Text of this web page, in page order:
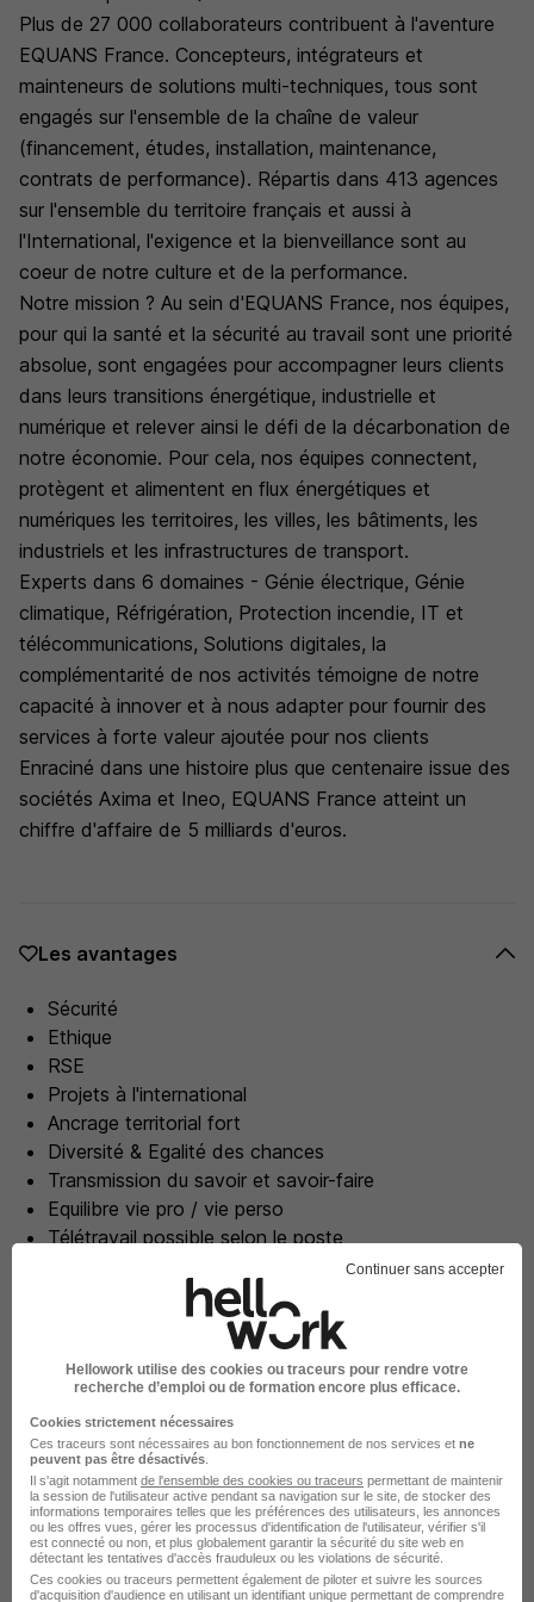
Plus de 27 000 collaborateurs contribuent à l'aventure
EQUANS France. Concepteurs, intégrateurs et
mainteneurs de solutions multi-techniques, tous sont
engagés sur l'ensemble de la chaîne de valeur
(financement, études, installation, maintenance,
contrats de performance). Répartis dans 413 agences
sur l'ensemble du territoire français et aussi à
l'International, l'exigence et la bienveillance sont au
coeur de notre culture et de la performance.
Notre mission ? Au sein d'EQUANS France, nos équipes,
pour qui la santé et la sécurité au travail sont une priorité
absolue, sont engagées pour accompagner leurs clients
dans leurs transitions énergétique, industrielle et
numérique et relever ainsi le défi de la décarbonation de
notre économie. Pour cela, nos équipes connectent,
protègent et alimentent en flux énergétiques et
numériques les territoires, les villes, les bâtiments, les
industriels et les infrastructures de transport.
Experts dans 6 domaines - Génie électrique, Génie
climatique, Réfrigération, Protection incendie, IT et
télécommunications, Solutions digitales, la
complémentarité de nos activités témoigne de notre
capacité à innover et à nous adapter pour fournir des
services à forte valeur ajoutée pour nos clients
Enraciné dans une histoire plus que centenaire issue des
sociétés Axima et Ineo, EQUANS France atteint un
chiffre d'affaire de 5 milliards d'euros.
Les avantages
Sécurité
Ethique
RSE
Projets à l'international
Ancrage territorial fort
Diversité & Egalité des chances
Transmission du savoir et savoir-faire
Equilibre vie pro / vie perso
Télétravail possible selon le poste
Les étapes de recrutement
Les étapes de recrutement peuvent varier selon l'offre à
laquelle vous postulez.
Etude de votre candidature par un recruteur
Transmission au manager si la candidature est
retenue par le recruteur
Entretiens (téléphoniques ou en présentiel dans
Continuer sans accepter
Hellowork utilise des cookies ou traceurs pour rendre votre
recherche d’emploi ou de formation encore plus efficace.
Cookies strictement nécessaires
Ces traceurs sont nécessaires au bon fonctionnement de nos services et ne
peuvent pas être désactivés
Il s'agit notamment de l'ensemble des cookies ou traceurs permettant de maintenir
la session de l'utilisateur active pendant sa navigation sur le site, de stocker des
informations temporaires telles que les préférences des utilisateurs, les annonces
ou les offres vues, gérer les processus d'identification de l'utilisateur, vérifier s'il
est connecté ou non, et plus globalement garantir la sécurité du site web en
détectant les tentatives d'accès frauduleux ou les violations de sécurité.
Ces cookies ou traceurs permettent également de piloter et suivre les sources
d'acquisition d'audience en utilisant un identifiant unique permettant de comprendre